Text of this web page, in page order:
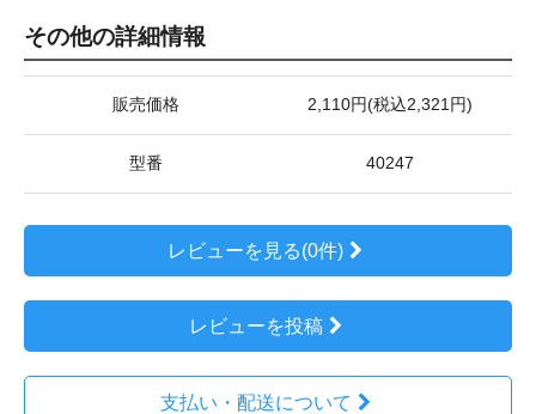
その他の詳細情報
販売価格 2,110円(税込2,321円)
型番 40247
レビューを見る(0件)
レビューを投稿
支払い・配送について